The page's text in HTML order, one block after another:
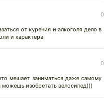
0
от курения и алкоголя дело в
и характера
0
мешает заниматься даже самому
можешь изобретать велосипед)))